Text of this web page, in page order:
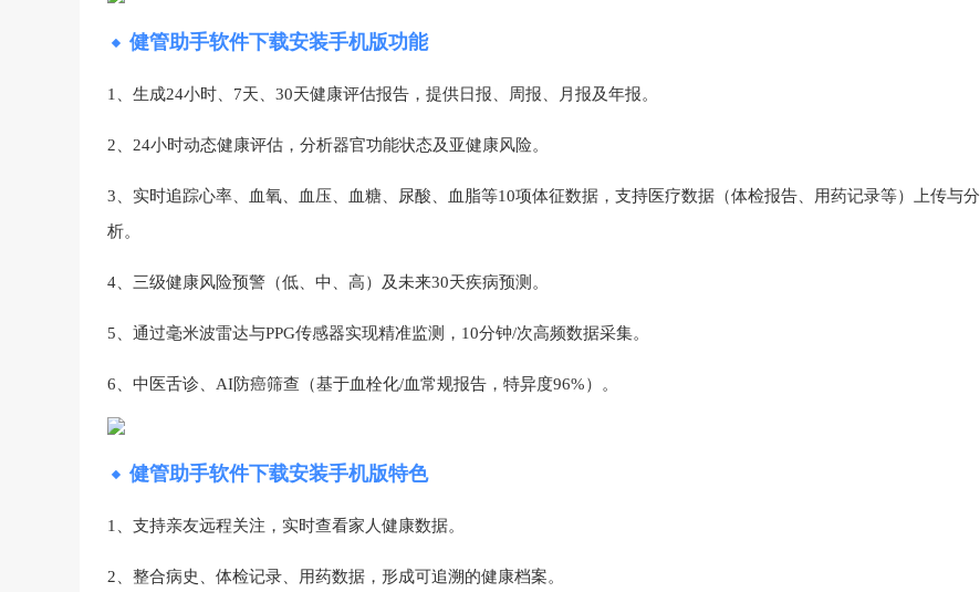
健管助手软件下载安装手机版功能
1、生成24小时、7天、30天健康评估报告，提供日报、周报、月报及年报‌。
2、24小时动态健康评估，分析器官功能状态及亚健康风险‌。
3、实时追踪心率、血氧、血压、血糖、尿酸、血脂等10项体征数据，支持医疗数据（体检报告、用药记录等）上传与分
析‌。
4、三级健康风险预警（低、中、高）及未来30天疾病预测‌。
5、通过毫米波雷达与PPG传感器实现精准监测，10分钟/次高频数据采集‌。
6、中医舌诊、AI防癌筛查（基于血栓化/血常规报告，特异度96%）‌。
健管助手软件下载安装手机版特色
1、支持亲友远程关注，实时查看家人健康数据‌。
2、整合病史、体检记录、用药数据，形成可追溯的健康档案‌。